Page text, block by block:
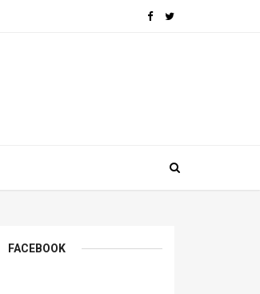
FACEBOOK